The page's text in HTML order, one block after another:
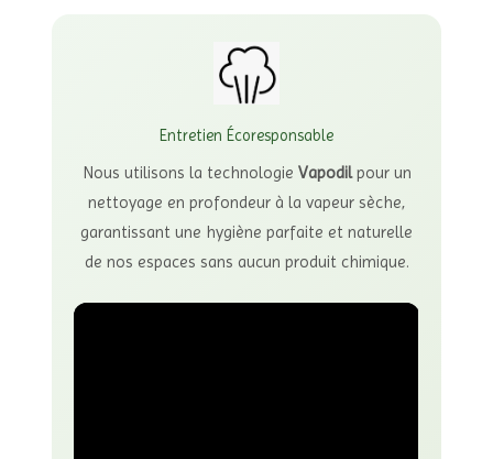
Entretien Écoresponsable
Nous utilisons la technologie Vapodilpour un
nettoyage en profondeur à la vapeur sèche,
garantissant une hygiène parfaite et naturelle
de nos espaces sans aucun produit chimique.